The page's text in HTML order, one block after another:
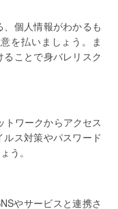
個人情報がわかるも
を払いましょう。ま
ことで身バレリスク
トワークからアクセス
ス対策やパスワード
う。
やサービスと連携さ